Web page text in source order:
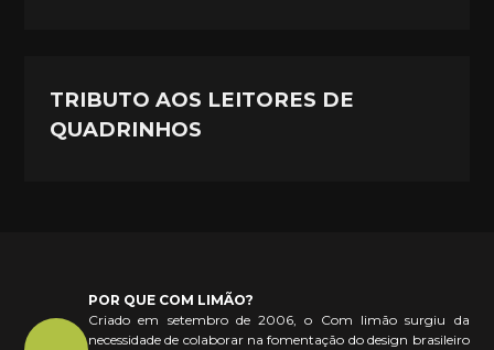
TRIBUTO AOS LEITORES DE
QUADRINHOS
POR QUE COM LIMÃO?
Criado em setembro de 2006, o Com limão surgiu da
necessidade de colaborar na fomentação do design brasileiro